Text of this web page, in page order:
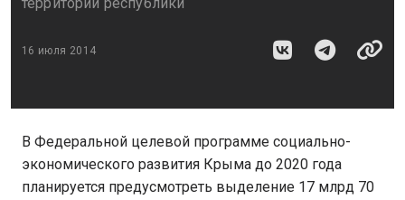
16 июля 2014
В Федеральной целевой программе социально-
экономического развития Крыма до 2020 года
планируется предусмотреть выделение 17 млрд 70